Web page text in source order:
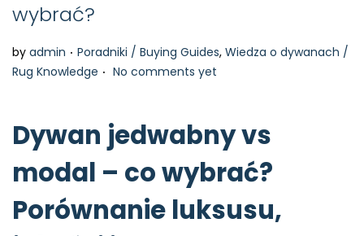
wybrać?
by admin . P
o
d
n
Poradniki / Buying Guides, Wiedza o dywanach /
Rug Knowledge . No comments yet
Dywan jedwabny vs
modal – co wybrać?
Porównanie luksusu,